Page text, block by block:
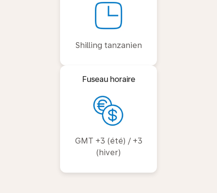
Shilling tanzanien
Fuseau horaire
GMT +3 (été) / +3
(hiver)